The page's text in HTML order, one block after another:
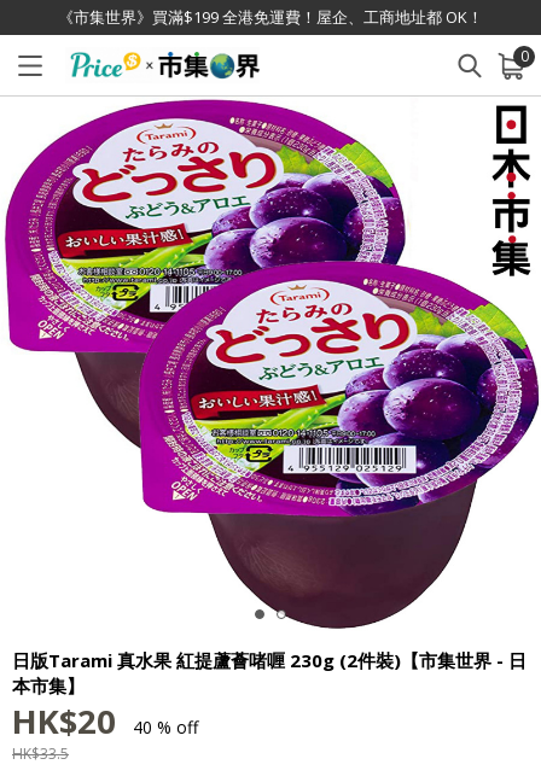
《市集世界》買滿$199 全港免運費！屋企、工商地址都 OK！
0
已加入購物車 查看
日版Tarami 真水果 紅提蘆薈啫喱 230g (2件裝)【市集世界 - 日
本市集】
HK$20 40 % off
HK$33.5